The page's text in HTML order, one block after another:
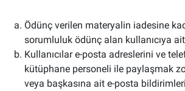
Ödünç verilen materyalin iadesine
sorumluluk ödünç alan kullanıcıya
Kullanıcılar e-posta adreslerini ve
kütüphane personeli ile paylaşmak
veya başkasına ait e-posta